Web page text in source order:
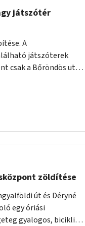
játszótér
A
játszóterek
csak a Bőröndös utca
nem lehet ide
zöldítése
út és Déryné
egy óriási
gyalogos, biciklis